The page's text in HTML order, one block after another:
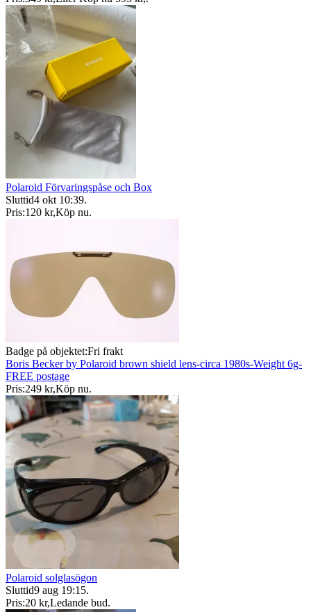
Polaroid Förvaringspåse och Box
Sluttid4 okt 10:39.
Pris:120 kr,Köp nu.
Badge på objektet:Fri frakt
Boris Becker by Polaroid brown shield lens-circa 1980s-Weight 6g-
FREE postage
Pris:249 kr,Köp nu.
Polaroid solglasögon
Sluttid9 aug 19:15.
Pris:20 kr,Ledande bud.